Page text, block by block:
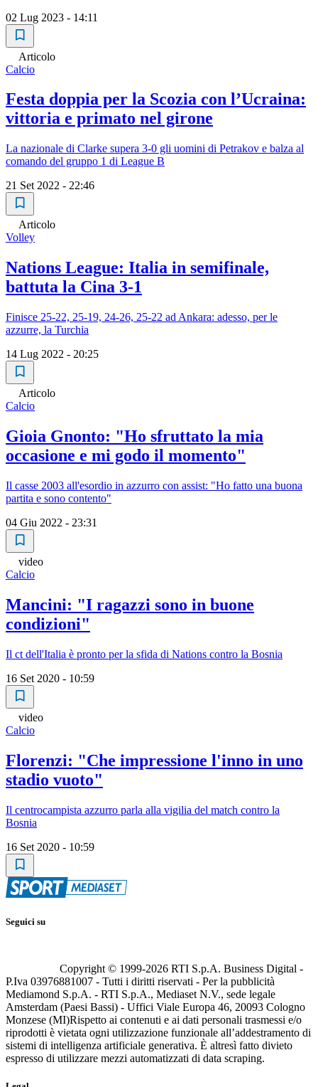
02 Lug 2023 - 14:11
Articolo
Calcio
Festa doppia per la Scozia con l’Ucraina:
vittoria e primato nel girone
La nazionale di Clarke supera 3-0 gli uomini di Petrakov e balza al
comando del gruppo 1 di League B
21 Set 2022 - 22:46
Articolo
Volley
Nations League: Italia in semifinale,
battuta la Cina 3-1
Finisce 25-22, 25-19, 24-26, 25-22 ad Ankara: adesso, per le
azzurre, la Turchia
14 Lug 2022 - 20:25
Articolo
Calcio
Gioia Gnonto: "Ho sfruttato la mia
occasione e mi godo il momento"
Il casse 2003 all'esordio in azzurro con assist: "Ho fatto una buona
partita e sono contento"
04 Giu 2022 - 23:31
video
Calcio
Mancini: "I ragazzi sono in buone
condizioni"
Il ct dell'Italia è pronto per la sfida di Nations contro la Bosnia
16 Set 2020 - 10:59
video
Calcio
Florenzi: "Che impressione l'inno in uno
stadio vuoto"
Il centrocampista azzurro parla alla vigilia del match contro la
Bosnia
16 Set 2020 - 10:59
Seguici su
Copyright © 1999-2026 RTI S.p.A. Business Digital -
P.Iva 03976881007 - Tutti i diritti riservati - Per la pubblicità
Mediamond S.p.A. - RTI S.p.A., Mediaset N.V., sede legale
Amsterdam (Paesi Bassi) - Uffici Viale Europa 46, 20093 Cologno
Monzese (MI)Rispetto ai contenuti e ai dati personali trasmessi e/o
riprodotti è vietata ogni utilizzazione funzionale all’addestramento di
sistemi di intelligenza artificiale generativa. È altresì fatto divieto
espresso di utilizzare mezzi automatizzati di data scraping.